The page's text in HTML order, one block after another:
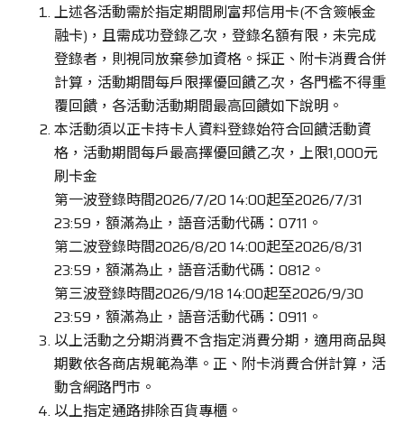
上述各活動需於指定期間刷富邦信用卡(不含簽帳金
融卡)，且需成功登錄乙次，登錄名額有限，未完成
登錄者，則視同放棄參加資格。採正、附卡消費合併
計算，活動期間每戶限擇優回饋乙次，各門檻不得重
覆回饋，各活動活動期間最高回饋如下說明。
本活動須以正卡持卡人資料登錄始符合回饋活動資
格，活動期間每戶最高擇優回饋乙次，上限1,000元
刷卡金
第一波登錄時間2026/7/20 14:00起至2026/7/31
23:59，額滿為止，語音活動代碼：0711。
第二波登錄時間2026/8/20 14:00起至2026/8/31
23:59，額滿為止，語音活動代碼：0812。
第三波登錄時間2026/9/18 14:00起至2026/9/30
23:59，額滿為止，語音活動代碼：0911。
以上活動之分期消費不含指定消費分期，適用商品與
期數依各商店規範為準。正、附卡消費合併計算，活
動含網路門市。
以上指定通路排除百貨專櫃。